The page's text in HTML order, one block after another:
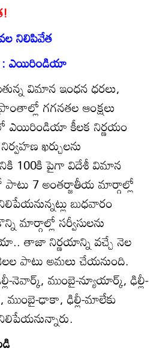
నిలిపివేత
: ఎయిరిండియా
విమాన ఇంధన ధరలు,
గగనతల ఆంక్షలు
ఎయిరిండియా కీలక నిర్ణయం
ఖర్చులను
100కి పైగా విదేశీ విమాన
పాటు 7 అంతర్జాతీయ మార్గాల్లో
బుధవారం
మార్గాల్లో సర్వీసులను
తాజా నిర్ణయాన్ని వచ్చే నెల
నెలల పాటు అమలు చేయనుంది.
నెవార్క్‌, ముంబై-న్యూయార్క్‌, ఢిల్లీ-
ఢాకా, ఢిల్లీ-మాలేకు